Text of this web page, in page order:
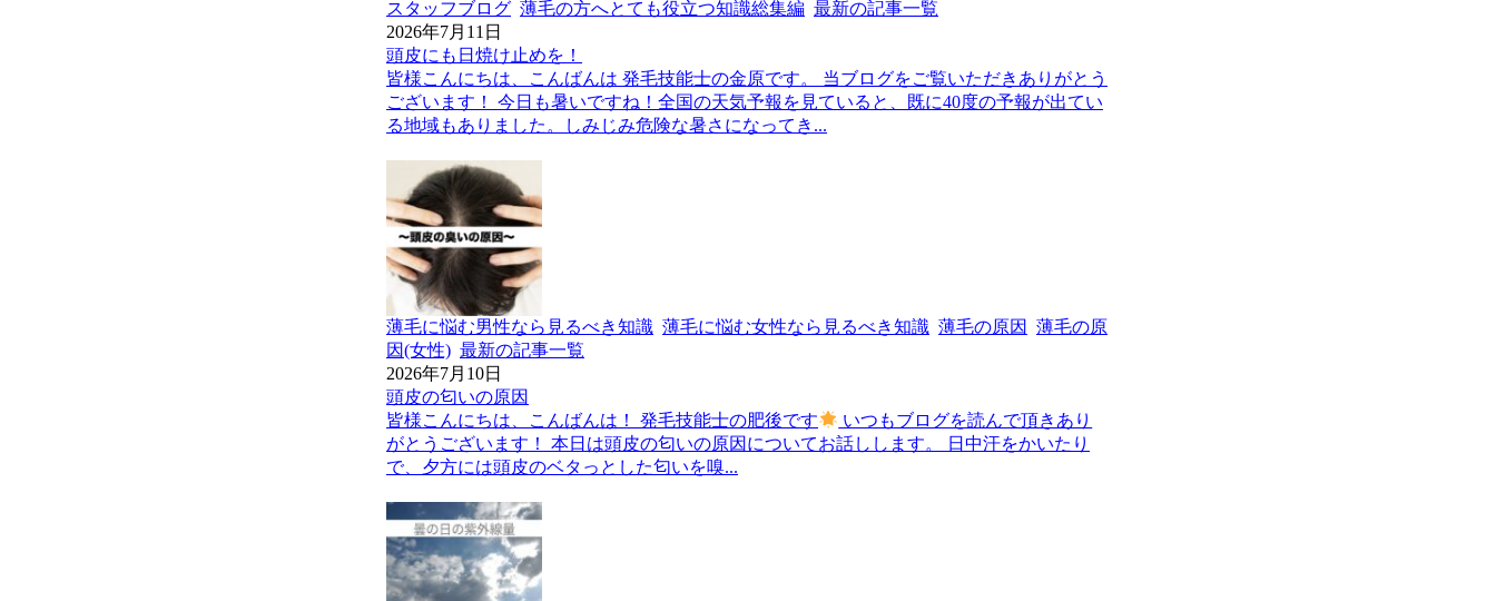
スタッフブログ 薄毛の方へとても役立つ知識総集編 最新の記事一覧
2026年7月11日
頭皮にも日焼け止めを！
皆様こんにちは、こんばんは 発毛技能士の金原です。 当ブログをご覧いただきありがとう
ございます！ 今日も暑いですね！全国の天気予報を見ていると、既に40度の予報が出てい
る地域もありました。しみじみ危険な暑さになってき...
薄毛に悩む男性なら見るべき知識 薄毛に悩む女性なら見るべき知識 薄毛の原因
薄毛の原
因(女性) 最新の記事一覧
2026年7月10日
頭皮の匂いの原因
皆様こんにちは、こんばんは！ 発毛技能士の肥後です
いつもブログを読んで頂きあり
がとうございます！ 本日は頭皮の匂いの原因についてお話しします。 日中汗をかいたり
で、夕方には頭皮のベタっとした匂いを嗅...